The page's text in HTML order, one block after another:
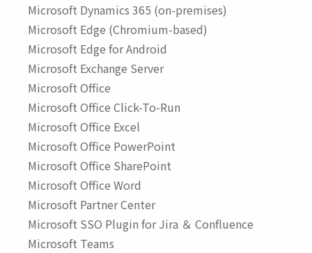
Microsoft Dynamics 365 (on-premises)
Microsoft Edge (Chromium-based)
Microsoft Edge for Android
Microsoft Exchange Server
Microsoft Office
Microsoft Office Click-To-Run
Microsoft Office Excel
Microsoft Office PowerPoint
Microsoft Office SharePoint
Microsoft Office Word
Microsoft Partner Center
Microsoft SSO Plugin for Jira ＆ Confluence
Microsoft Teams